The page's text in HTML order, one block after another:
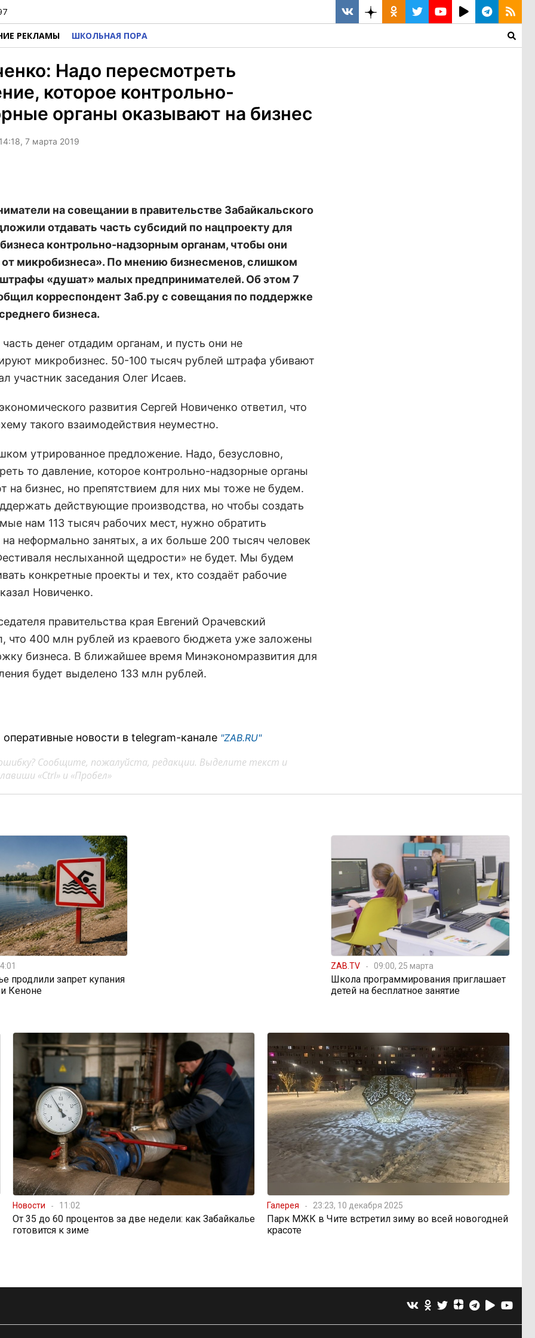
РЕКЛАМЫ ШКОЛЬНАЯ ПОРА
Надо пересмотреть
которое контрольно-
органы оказывают на бизнес
7 марта 2019
на совещании в правительстве Забайкальского
отдавать часть субсидий по нацпроекту для
бизнеса контрольно-надзорным органам, чтобы они
от микробизнеса». По мнению бизнесменов, слишком
«душат» малых предпринимателей. Об этом 7
корреспондент Заб.ру с совещания по поддержке
бизнеса.
денег отдадим органам, и пусть они не
микробизнес. 50-100 тысяч рублей штрафа убивают
участник заседания Олег Исаев.
развития Сергей Новиченко ответил, что
такого взаимодействия неуместно.
утрированное предложение. Надо, безусловно,
то давление, которое контрольно-надзорные органы
на бизнес, но препятствием для них мы тоже не будем.
действующие производства, но чтобы создать
нам 113 тысяч рабочих мест, нужно обратить
неформально занятых, а их больше 200 тысяч человек
неслыханной щедрости» не будет. Мы будем
конкретные проекты и тех, кто создаёт рабочие
Новиченко.
правительства края Евгений Орачевский
что 400 млн рублей из краевого бюджета уже заложены
бизнеса. В ближайшее время Минэкономразвития для
будет выделено 133 млн рублей.
новости в telegram-канале "ZAB.RU"
Сообщите, пожалуйста, редакции. Выделите текст и
«Ctrl» и «Пробел»
продлили запрет купания
Кеноне
ZAB.TV 09:00, 25 марта
Школа программирования приглашает
детей на бесплатное занятие
Новости 11:02
От 35 до 60 процентов за две недели: как Забайкалье
готовится к зиме
Галерея 23:23, 10 декабря 2025
Парк МЖК в Чите встретил зиму во всей новогодней
красоте